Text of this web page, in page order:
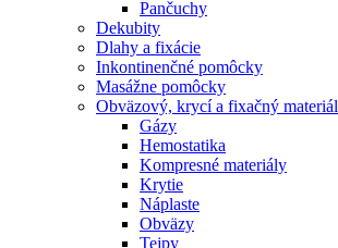
Pančuchy
Dekubity
Dlahy a fixácie
Inkontinenčné pomôcky
Masážne pomôcky
Obväzový, krycí a fixačný materiál
Gázy
Hemostatika
Kompresné materiály
Krytie
Náplaste
Obväzy
Tejpy